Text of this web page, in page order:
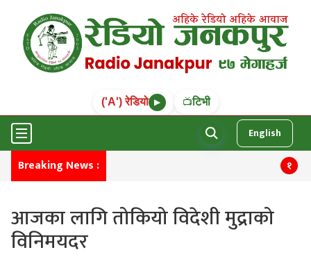
('A') रेडियो ▶ 📺टिभी
English
Breaking News :
आजका लागि तोकियो विदेशी मुद्राको
विनिमयदर